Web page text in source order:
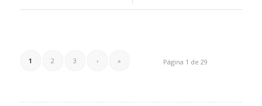
Página 1 de 29
1 2 3 › »